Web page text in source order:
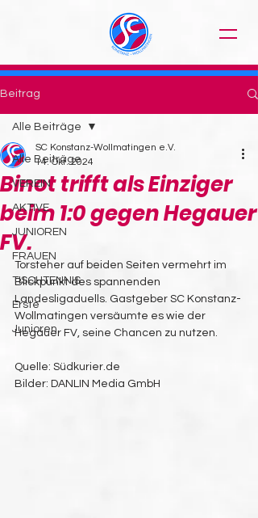
Beitrag
Alle Beiträge
VEREIN
AKTIVE
JUNIOREN
FRAUEN
TISCHTENNIS
Erste
Junioren
Alle Beiträge
Binot trifft als Einziger
beim 1:0 gegen Hegauer
FV.
SC Konstanz-Wollmatingen e.V.
14. Okt. 2024
Torsteher auf beiden Seiten vermehrt im
Blickpunkt des spannenden
Landesligaduells. Gastgeber SC Konstanz-
Wollmatingen versäumte es wie der
Hegauer FV, seine Chancen zu nutzen.
Quelle: Südkurier.de
Bilder: DANLIN Media GmbH